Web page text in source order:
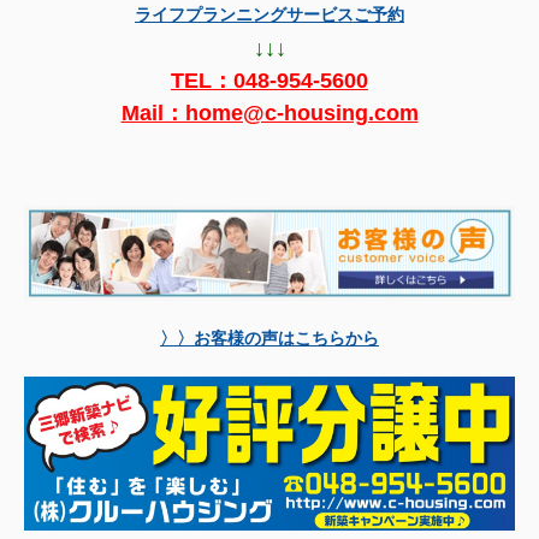
ライフプランニングサービスご予約
↓↓↓
TEL： 048-954-5600
Mail：home@c-housing.com
〉〉お客様の声はこちらから